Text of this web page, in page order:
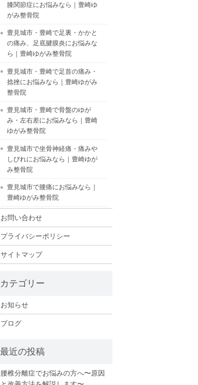
膝関節症にお悩みなら｜豊崎ゆ
がみ整骨院
豊見城市・豊崎で足裏・かかと
の痛み、足底腱膜炎にお悩みな
ら｜豊崎ゆがみ整骨院
豊見城市・豊崎で足首の痛み・
捻挫にお悩みなら｜豊崎ゆがみ
整骨院
豊見城市・豊崎で骨盤のゆが
み・左右差にお悩みなら｜豊崎
ゆがみ整骨院
豊見城市で坐骨神経痛・痛みや
しびれにお悩みなら｜豊崎ゆが
み整骨院
豊見城市で腰痛にお悩みなら｜
豊崎ゆがみ整骨院
お問い合わせ
プライバシーポリシー
サイトマップ
お知らせ
ブログ
腰椎分離症でお悩みの方へ〜原因